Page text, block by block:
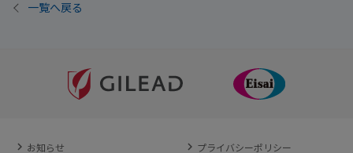
一覧へ戻る
お知らせ プライバシーポリシー